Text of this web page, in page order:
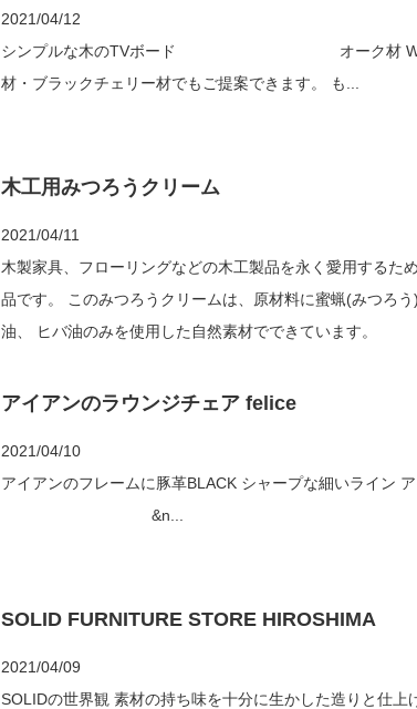
2021/04/12
シンプルな木のTVボード オーク材 W2000サイズ ウォールナット
材・ブラックチェリー材でもご提案できます。 も...
木工用みつろうクリーム
2021/04/11
木製家具、フローリングなどの木工製品を永く愛用するために ワックスや保護塗料は
品です。 このみつろうクリームは、原材料に蜜蝋(みつろう)、なたね油、亜麻仁油、椿
アイアンのラウンジチェア felice
2021/04/10
アイアンのフレームに豚革BLACK シャープな細いライン アイアンならではのデザイン
&n...
SOLID FURNITURE STORE HIROSHIMA
2021/04/09
SOLIDの世界観 素材の持ち味を十分に生かした造りと仕上げにこだわり、 経年変化が存分